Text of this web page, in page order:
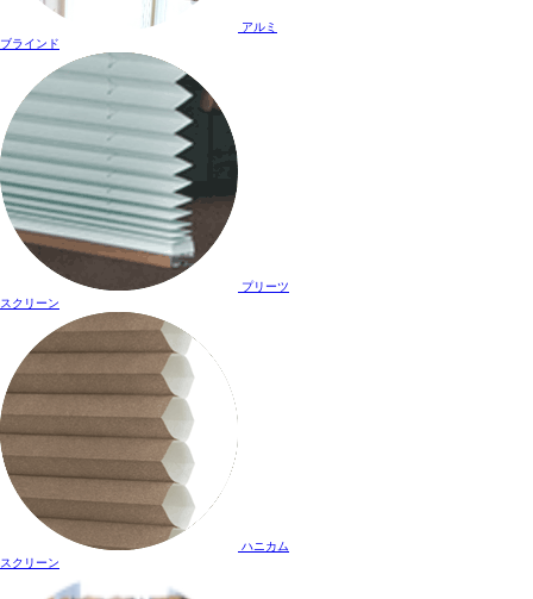
アルミ
ブラインド
プリーツ
スクリーン
ハニカム
スクリーン